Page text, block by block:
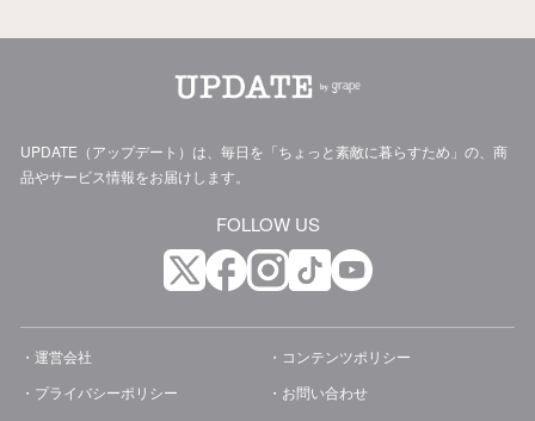
UPDATE（アップデート）は、毎日を「ちょっと素敵に暮らすため」の、商
品やサービス情報をお届けします。
FOLLOW US
運営会社
コンテンツポリシー
プライバシーポリシー
お問い合わせ